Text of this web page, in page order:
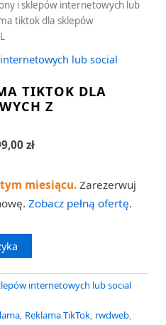
i sklepów internetowych lub
tiktok dla sklepów
lub social
TIKTOK DLA
Z
zł
miesiącu. Zarezerwuj
Zobacz pełną ofertę.
internetowych lub social
, Reklama TikTok, rwdweb,